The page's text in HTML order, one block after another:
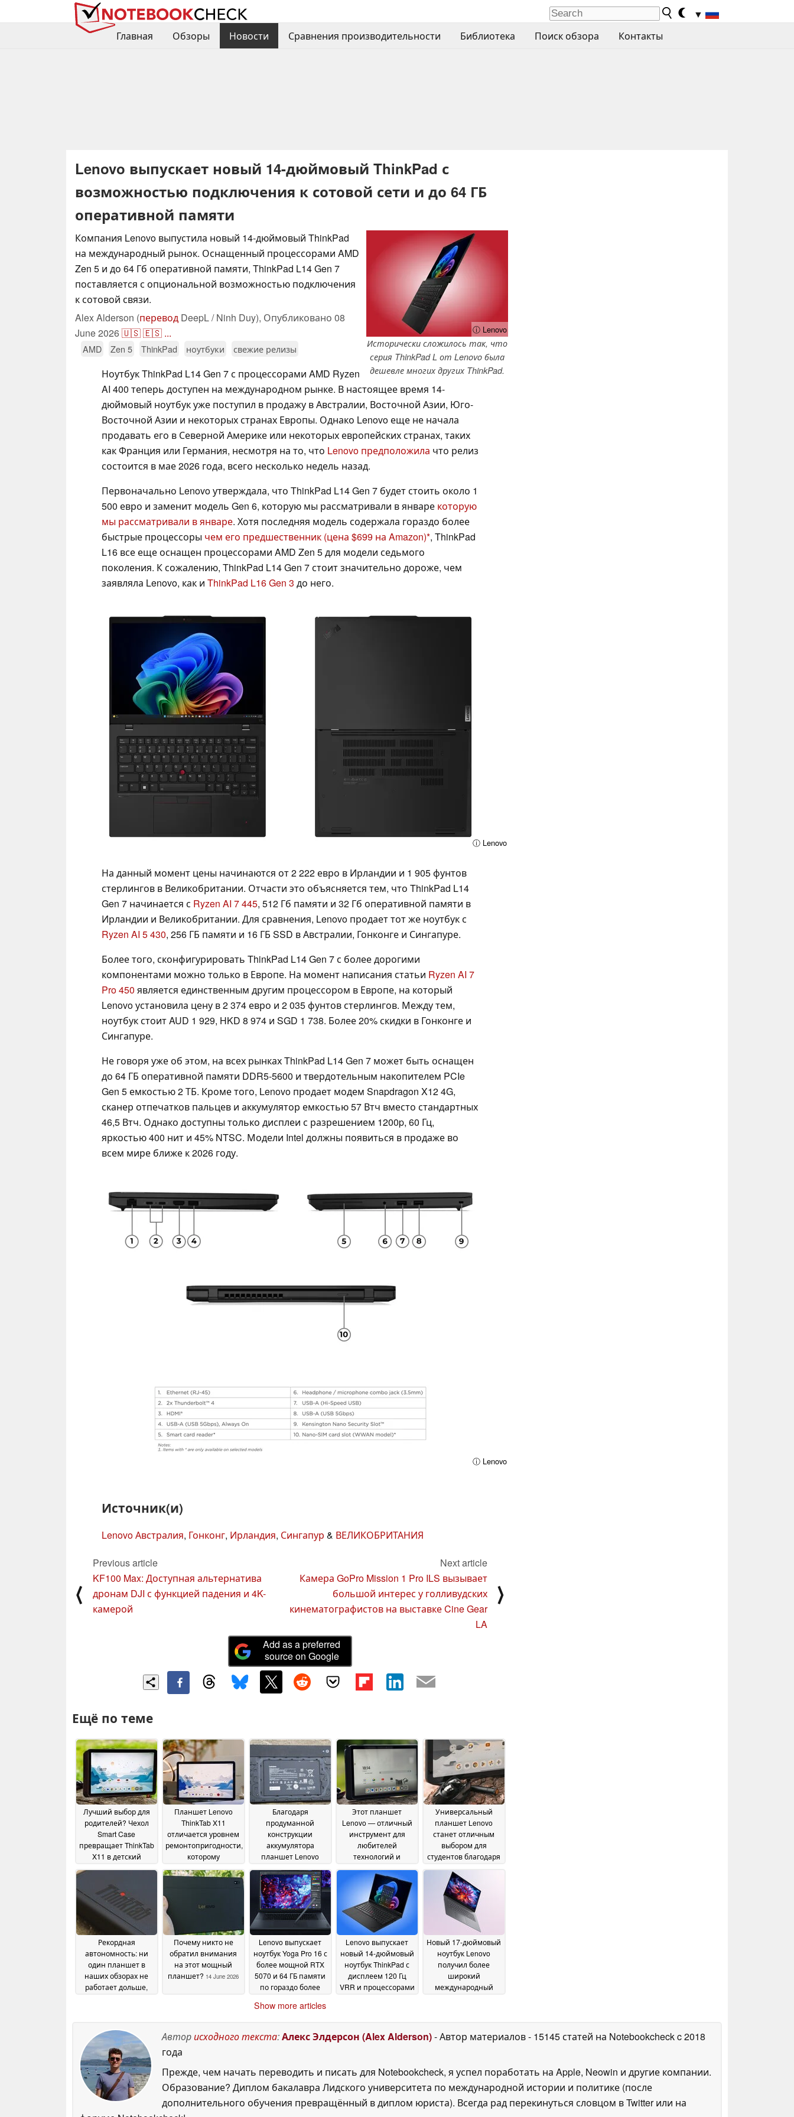
▼
Главная
Обзоры Новости Сравнения производительности Библиотека Поиск обзора Контакты
Lenovo выпускает новый 14-дюймовый ThinkPad с
возможностью подключения к сотовой сети и до 64 ГБ
оперативной памяти
ⓘ Lenovo
Исторически сложилось так, что
серия ThinkPad L от Lenovo была
дешевле многих других ThinkPad.
Компания Lenovo выпустила новый 14-дюймовый ThinkPad
на международный рынок. Оснащенный процессорами AMD
Zen 5 и до 64 Гб оперативной памяти, ThinkPad L14 Gen 7
поставляется с опциональной возможностью подключения
к сотовой связи.
Alex Alderson (перевод DeepL / Ninh Duy), Опубликовано 08
June 2026🇺🇸🇪🇸 ...
AMD Zen 5 ThinkPad ноутбуки свежие релизы
Ноутбук ThinkPad L14 Gen 7 с процессорами AMD Ryzen
AI 400 теперь доступен на международном рынке. В настоящее время 14-
дюймовый ноутбук уже поступил в продажу в Австралии, Восточной Азии, Юго-
Восточной Азии и некоторых странах Европы. Однако Lenovo еще не начала
продавать его в Северной Америке или некоторых европейских странах, таких
как Франция или Германия, несмотря на то, что Lenovo предположила что релиз
состоится в мае 2026 года, всего несколько недель назад.
Первоначально Lenovo утверждала, что ThinkPad L14 Gen 7 будет стоить около 1
500 евро и заменит модель Gen 6, которую мы рассматривали в январе которую
мы рассматривали в январе. Хотя последняя модель содержала гораздо более
быстрые процессоры чем его предшественник (цена $699 на Amazon) , ThinkPad
L16 все еще оснащен процессорами AMD Zen 5 для модели седьмого
поколения. К сожалению, ThinkPad L14 Gen 7 стоит значительно дороже, чем
заявляла Lenovo, как и ThinkPad L16 Gen 3 до него.
ⓘ Lenovo
На данный момент цены начинаются от 2 222 евро в Ирландии и 1 905 фунтов
стерлингов в Великобритании. Отчасти это объясняется тем, что ThinkPad L14
Gen 7 начинается с Ryzen AI 7 445, 512 Гб памяти и 32 Гб оперативной памяти в
Ирландии и Великобритании. Для сравнения, Lenovo продает тот же ноутбук с
Ryzen AI 5 430, 256 ГБ памяти и 16 ГБ SSD в Австралии, Гонконге и Сингапуре.
Более того, сконфигурировать ThinkPad L14 Gen 7 с более дорогими
компонентами можно только в Европе. На момент написания статьи Ryzen AI 7
Pro 450 является единственным другим процессором в Европе, на который
Lenovo установила цену в 2 374 евро и 2 035 фунтов стерлингов. Между тем,
ноутбук стоит AUD 1 929, HKD 8 974 и SGD 1 738. Более 20% скидки в Гонконге и
Сингапуре.
Не говоря уже об этом, на всех рынках ThinkPad L14 Gen 7 может быть оснащен
до 64 ГБ оперативной памяти DDR5-5600 и твердотельным накопителем PCIe
Gen 5 емкостью 2 ТБ. Кроме того, Lenovo продает модем Snapdragon X12 4G,
сканер отпечатков пальцев и аккумулятор емкостью 57 Втч вместо стандартных
46,5 Втч. Однако доступны только дисплеи с разрешением 1200p, 60 Гц,
яркостью 400 нит и 45% NTSC. Модели Intel должны появиться в продаже во
всем мире ближе к 2026 году.
ⓘ Lenovo
Источник(и)
Lenovo Австралия, Гонконг, Ирландия, Сингапур & ВЕЛИКОБРИТАНИЯ
⟨
Previous article
KF100 Max: Доступная альтернатива
дронам DJI с функцией падения и 4K-
камерой
Next article
Камера GoPro Mission 1 Pro ILS вызывает
большой интерес у голливудских
кинематографистов на выставке Cine Gear
LA
⟩
Add as a preferred
source on Google
Ещё по теме
Лучший выбор для
родителей? Чехол
Smart Case
превращает ThinkTab
X11 в детский
14 June 2026
Планшет Lenovo
ThinkTab X11
отличается уровнем
ремонтопригодности,
которому
может сравниться
Благодаря
продуманной
конструкции
аккумулятора
планшет Lenovo
выдерживать
многодневную
эксплуатацию в
условиях пустыни14
June 2026
Этот планшет
Lenovo — отличный
инструмент для
любителей
технологий и
14
June 2026
Универсальный
планшет Lenovo
станет отличным
выбором для
студентов благодаря
June 2026
Рекордная
автономность: ни
один планшет в
наших обзорах не
работает дольше,
Почему никто не
обратил внимания
на этот мощный
планшет? 14 June 2026
Lenovo выпускает
ноутбук Yoga Pro 16 с
более мощной RTX
5070 и 64 ГБ памяти
по гораздо более
2026
Lenovo выпускает
новый 14-дюймовый
ноутбук ThinkPad с
дисплеем 120 Гц
VRR и процессорами
Новый 17-дюймовый
ноутбук Lenovo
получил более
широкий
международный
Show more articles
Авторисходного текста:Алекс Элдерсон (Alex Alderson)- Автор материалов- 15145 статей на Notebookcheckc 2018
года
Прежде, чем начать переводить и писать для Notebookcheck, я успел поработать на Apple, Neowin и другие компании.
Образование? Диплом бакалавра Лидского университета по международной истории и политике (после
дополнительного обучения превращённый в диплом юриста). Всегда рад перекинуться словцом в Twitter или на